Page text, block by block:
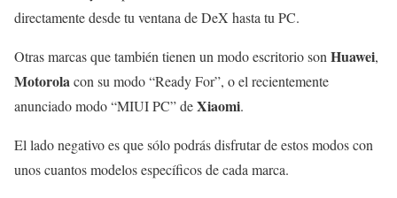
directamente desde tu ventana de DeX hasta tu PC.
Otras marcas que también tienen un modo escritorio sonHuawei,
Motorolacon su modo “Ready For”, o el recientemente
anunciado modo “MIUI PC” deXiaomi.
El lado negativo es que sólo podrás disfrutar de estos modos con
unos cuantos modelos específicos de cada marca.